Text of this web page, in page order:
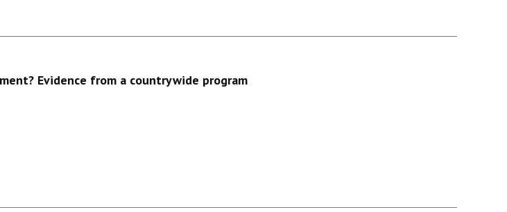
Evidence from a countrywide program